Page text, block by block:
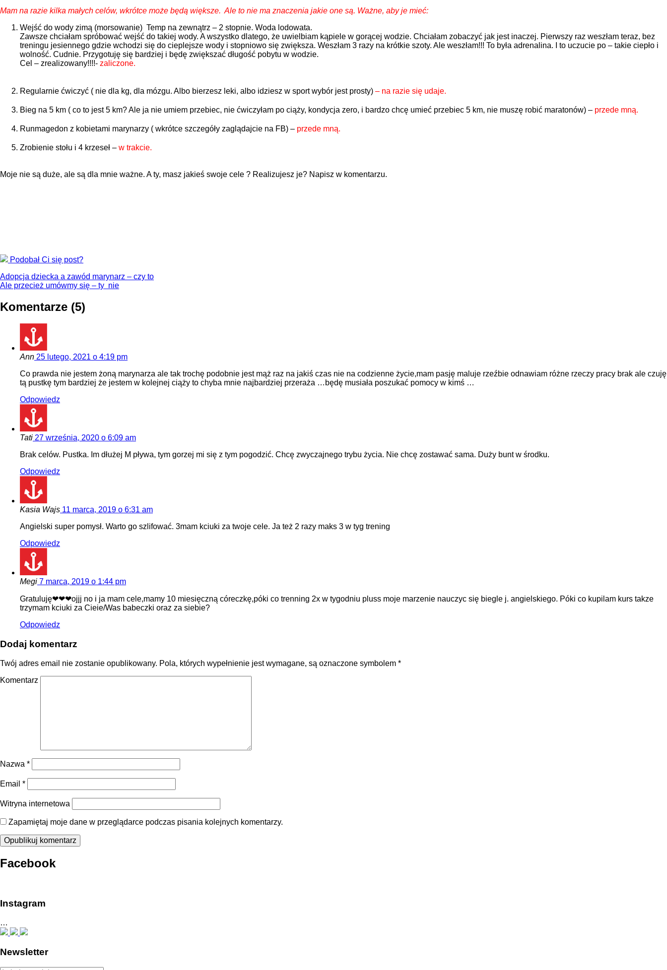
Mam na razie kilka małych celów, wkrótce może będą większe. Ale to nie ma znaczenia jakie one są. Ważne, aby je mieć:
Wejść do wody zimą (morsowanie) Temp na zewnątrz – 2 stopnie. Woda lodowata.
Zawsze chciałam spróbować wejść do takiej wody. A wszystko dlatego, że uwielbiam kąpiele w gorącej wodzie. Chciałam zobaczyć jak jest inaczej. Pierwszy raz weszłam teraz, bez
treningu jesiennego gdzie wchodzi się do cieplejsze wody i stopniowo się zwiększa. Weszłam 3 razy na krótkie szoty. Ale weszłam!!! To była adrenalina. I to uczucie po – takie ciepło i
wolność. Cudnie. Przygotuję się bardziej i będę zwiększać długość pobytu w wodzie.
Cel – zrealizowany!!!!- zaliczone.
Regularnie ćwiczyć ( nie dla kg, dla mózgu. Albo bierzesz leki, albo idziesz w sport wybór jest prosty) – na razie się udaje.
Bieg na 5 km ( co to jest 5 km? Ale ja nie umiem przebiec, nie ćwiczyłam po ciąży, kondycja zero, i bardzo chcę umieć przebiec 5 km, nie muszę robić maratonów) – przede mną.
Runmagedon z kobietami marynarzy ( wkrótce szczegóły zaglądajcie na FB) – przede mną.
Zrobienie stołu i 4 krzeseł – w trakcie.
Moje nie są duże, ale są dla mnie ważne. A ty, masz jakieś swoje cele ? Realizujesz je? Napisz w komentarzu.
Podobał Ci się post?
Adopcja dziecka a zawód marynarz – czy to
Ale przecież umówmy się – ty nie
Komentarze (5)
Ann 25 lutego, 2021 o 4:19 pm
Co prawda nie jestem żoną marynarza ale tak trochę podobnie jest mąż raz na jakiś czas nie na codzienne życie,mam pasję maluje rzeźbie odnawiam różne rzeczy pracy brak ale czuję
tą pustkę tym bardziej że jestem w kolejnej ciąży to chyba mnie najbardziej przeraża …będę musiała poszukać pomocy w kimś …
Odpowiedz
Tati 27 września, 2020 o 6:09 am
Brak celów. Pustka. Im dłużej M pływa, tym gorzej mi się z tym pogodzić. Chcę zwyczajnego trybu życia. Nie chcę zostawać sama. Duży bunt w środku.
Odpowiedz
Kasia Wajs 11 marca, 2019 o 6:31 am
Angielski super pomysł. Warto go szlifować. 3mam kciuki za twoje cele. Ja też 2 razy maks 3 w tyg trening
Odpowiedz
Megi 7 marca, 2019 o 1:44 pm
Gratuluję❤❤❤ojjj no i ja mam cele,mamy 10 miesięczną córeczkę,póki co trenning 2x w tygodniu pluss moje marzenie nauczyc się biegle j. angielskiego. Póki co kupilam kurs takze
trzymam kciuki za Cieie/Was babeczki oraz za siebie?
Odpowiedz
Dodaj komentarz
Twój adres email nie zostanie opublikowany. Pola, których wypełnienie jest wymagane, są oznaczone symbolem *
Komentarz
Nazwa *
Email *
Witryna internetowa
Zapamiętaj moje dane w przeglądarce podczas pisania kolejnych komentarzy.
Facebook
Instagram
…
Newsletter